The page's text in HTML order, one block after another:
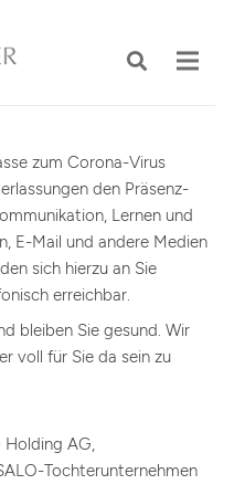
zum Corona-Virus
den Präsenz-
Lernen und
E-Mail und andere Medien
sich hierzu an Sie
erreichbar.
bleiben Sie gesund. Wir
voll für Sie da sein zu
AG,
Tochterunternehmen